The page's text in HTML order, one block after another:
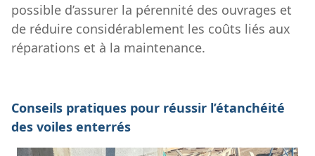
possible d’assurer la pérennité des ouvrages et
de réduire considérablement les coûts liés aux
réparations et à la maintenance.
Conseils pratiques pour réussir l’étanchéité
des voiles enterrés